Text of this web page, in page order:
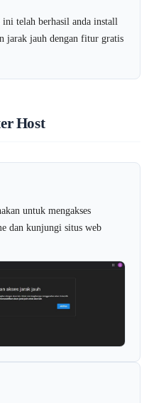
telah berhasil anda install
jarak jauh dengan fitur gratis
Host
untuk mengakses
dan kunjungi situs web